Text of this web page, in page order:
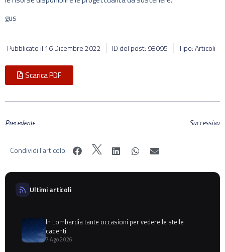
gus
Pubblicato il 16 Dicembre 2022 ID del post: 98095 Tipo: Articoli
Scarica PDF
Precedente Successivo
Condividi l'articolo:
Ultimi articoli
In Lombardia tante occasioni per vedere le stelle
cadenti
7 Ago 2026